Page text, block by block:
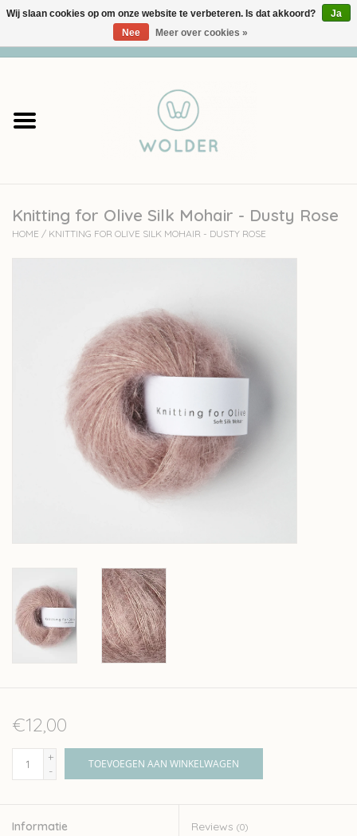
Garens
Accessoires
Over wolder
Knitting for Olive Silk Mohair - Dusty Rose
HOME / KNITTING FOR OLIVE SILK MOHAIR - DUSTY ROSE
€12,00
+
-
TOEVOEGEN AAN WINKELWAGEN
Informatie Reviews (0)
Wij slaan cookies op om onze website te verbeteren. Is dat akkoord?
Ja
Nee
Meer over cookies »